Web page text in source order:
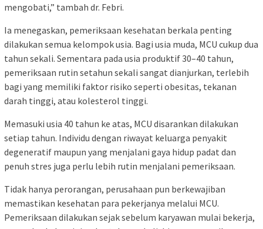
mengobati,” tambah dr. Febri.
Ia menegaskan, pemeriksaan kesehatan berkala penting
dilakukan semua kelompok usia. Bagi usia muda, MCU cukup dua
tahun sekali. Sementara pada usia produktif 30–40 tahun,
pemeriksaan rutin setahun sekali sangat dianjurkan, terlebih
bagi yang memiliki faktor risiko seperti obesitas, tekanan
darah tinggi, atau kolesterol tinggi.
Memasuki usia 40 tahun ke atas, MCU disarankan dilakukan
setiap tahun. Individu dengan riwayat keluarga penyakit
degeneratif maupun yang menjalani gaya hidup padat dan
penuh stres juga perlu lebih rutin menjalani pemeriksaan.
Tidak hanya perorangan, perusahaan pun berkewajiban
memastikan kesehatan para pekerjanya melalui MCU.
Pemeriksaan dilakukan sejak sebelum karyawan mulai bekerja,